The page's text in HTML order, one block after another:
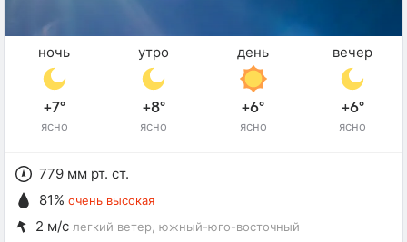
ночь
+7°
ясно
утро
+8°
ясно
день
+6°
ясно
вечер
+6°
ясно
779 мм рт. ст.
81% очень высокая
2 м/с легкий ветер , южный-юго-восточный